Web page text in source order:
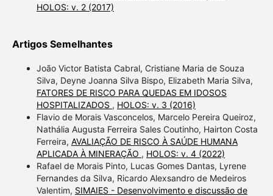
HOLOS: v. 2 (2017)
Artigos Semelhantes
João Victor Batista Cabral, Cristiane Maria de Souza
Silva, Deyne Joanna Silva Bispo, Elizabeth Maria Silva,
FATORES DE RISCO PARA QUEDAS EM IDOSOS
HOSPITALIZADOS , HOLOS: v. 3 (2016)
Flavio de Morais Vasconcelos, Marcelo Pereira Queiroz,
Nathália Augusta Ferreira Sales Coutinho, Hairton Costa
Ferreira, AVALIAÇÃO DE RISCO À SAÚDE HUMANA
APLICADA À MINERAÇÃO , HOLOS: v. 4 (2022)
Rafael de Morais Pinto, Lucas Gomes Dantas, Lyrene
Fernandes da Silva, Ricardo Alexsandro de Medeiros
Valentim, SIMAIES - Desenvolvimento e discussão de